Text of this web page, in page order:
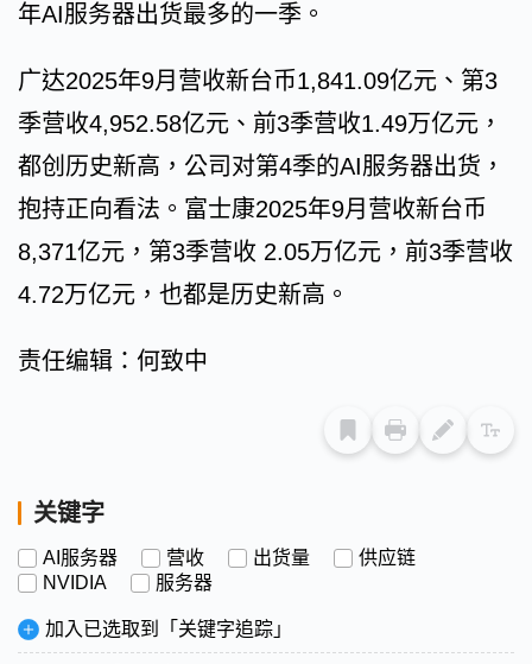
年AI服务器出货最多的一季。
广达2025年9月营收新台币1,841.09亿元、第3
季营收4,952.58亿元、前3季营收1.49万亿元，
都创历史新高，公司对第4季的AI服务器出货，
抱持正向看法。富士康2025年9月营收新台币
8,371亿元，第3季营收 2.05万亿元，前3季营收
4.72万亿元，也都是历史新高。
责任编辑：何致中
关键字
AI服务器 营收 出货量
供应链
NVIDIA
服务器
加入已选取到「关键字追踪」